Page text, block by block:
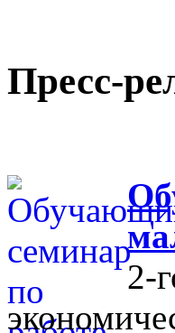
Пресс-
2-